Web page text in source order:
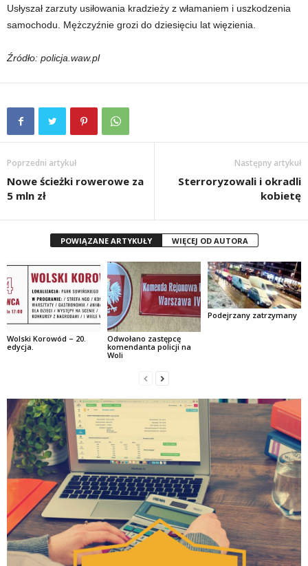
Usłyszał zarzuty usiłowania kradzieży z włamaniem i uszkodzenia
samochodu. Mężczyźnie grozi do dziesięciu lat więzienia.
Źródło: policja.waw.pl
Poprzedni artykuł
Nowe ścieżki rowerowe za
5 mln zł
Następny artykuł
Sterroryzowali i okradli
kobietę
POWIĄZANE ARTYKUŁY WIĘCEJ OD AUTORA
Wolski Korowód – 20.
edycja.
Odwołano zastępcę
komendanta policji na
Woli
Podejrzany zatrzymany